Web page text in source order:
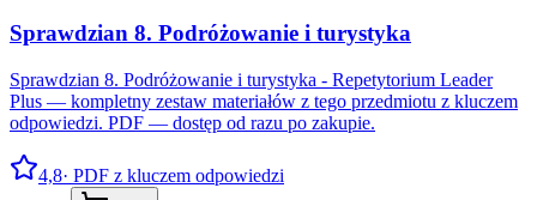
Sprawdzian 8. Podróżowanie i turystyka
Sprawdzian 8. Podróżowanie i turystyka - Repetytorium Leader
Plus — kompletny zestaw materiałów z tego przedmiotu z kluczem
odpowiedzi. PDF — dostęp od razu po zakupie.
4,8· PDF z kluczem odpowiedzi